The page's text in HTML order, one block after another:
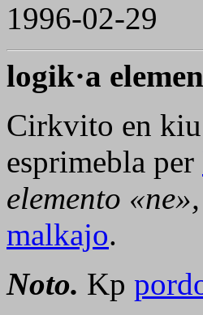
1996-02-29
logik·a
Cirkvito en
esprimebla per
elemento
malkajo.
Noto. Kp